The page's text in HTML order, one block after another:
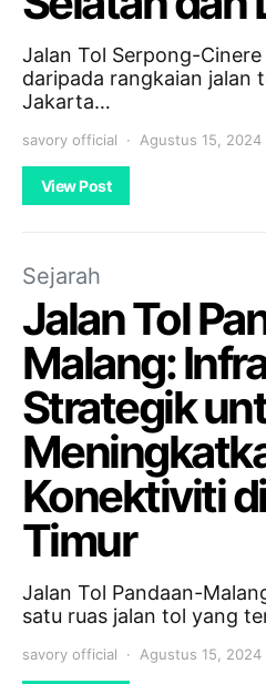
Jalan Tol Serpong-
daripada rangkaian jalan
Jakarta…
savory official Agustus 15, 2024
View Post
Sejarah
Jalan Tol
Malang:
Strategik
Konektiviti
Timur
Jalan Tol Pandaan-
satu ruas jalan tol yang
savory official Agustus 15, 2024